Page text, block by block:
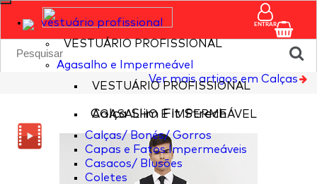
vestuário profissional
VESTUÁRIO PROFISSIONAL
Agasalho e Impermeável
VESTUÁRIO PROFISSIONAL
AGASALHO E IMPERMEÁVEL
Calças/ Bonés/ Gorros
Capas e Fatos Impermeáveis
Casacos/ Blusões
Coletes
ENTRAR
Ver mais artigos em Calças
Calça Slim Fit Strech